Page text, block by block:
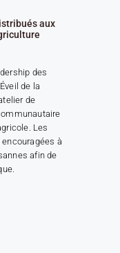
aux
des
de la
de
Les
à
afin de